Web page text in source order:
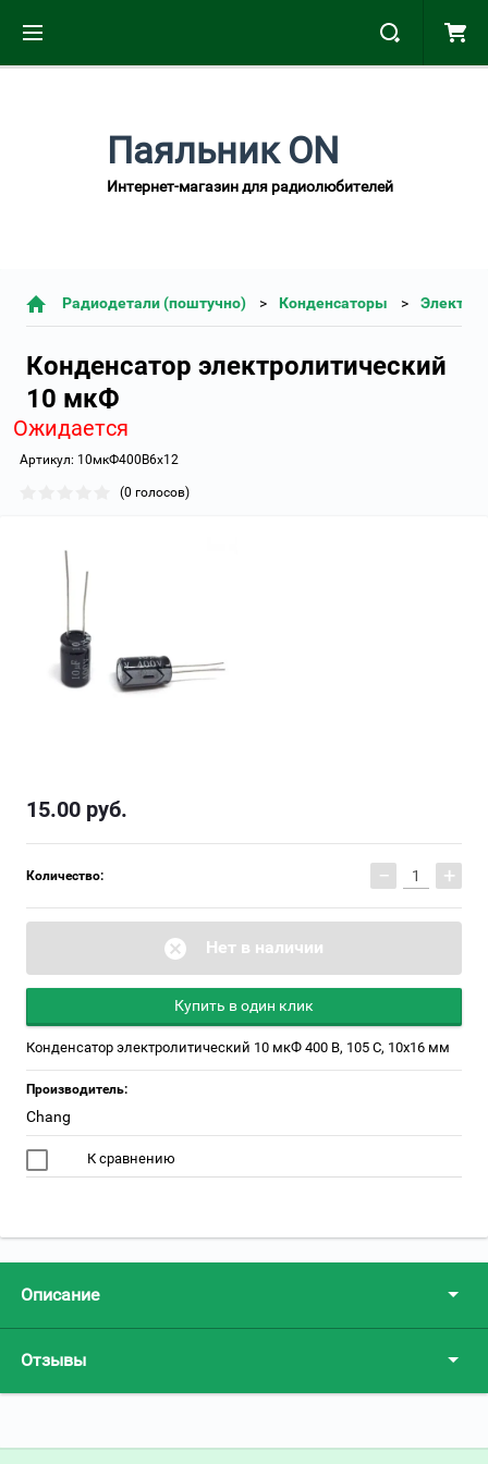
Паяльник ON
Интернет-магазин для радиолюбителей
Радиодетали (поштучно) Конденсаторы
Конденсатор электролитический
10 мкФ
Ожидается
Артикул: 10мкФ400В6x12
(0 голосов)
15.00 руб.
Количество: − +
Нет в наличии
Купить в один клик
Конденсатор электролитический 10 мкФ 400 В, 105 С, 10х16 мм
Производитель:
Chang
К сравнению
Описание
Отзывы